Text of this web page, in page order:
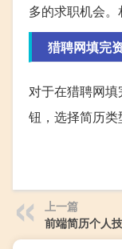
多的求职机会。
猎聘网填完
对于在猎聘网
钮，选择简历类
上一篇
前端简历个人